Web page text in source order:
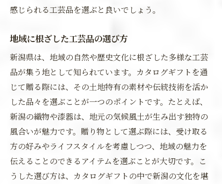
感じられる工芸品を選ぶと良いでしょう。
地域に根ざした工芸品の選び方
新潟県は、地域の自然や歴史文化に根ざした多様な工芸
品が集う地として知られています。カタログギフトを通
じて贈る際には、その土地特有の素材や伝統技術を活か
した品々を選ぶことが一つのポイントです。たとえば、
新潟の織物や漆器は、地元の気候風土が生み出す独特の
風合いが魅力です。贈り物として選ぶ際には、受け取る
方の好みやライフスタイルを考慮しつつ、地域の魅力を
伝えることのできるアイテムを選ぶことが大切です。こ
うした選び方は、カタログギフトの中で新潟の文化を堪